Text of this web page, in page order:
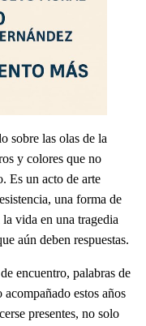
sobre las olas de la
y colores que no
Es un acto de arte
una forma de
vida en una tragedia
aún deben respuestas.
encuentro, palabras de
estos años
presentes, no solo